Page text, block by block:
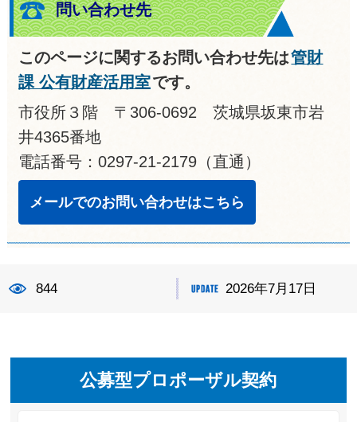
問い合わせ先
このページに関するお問い合わせ先は管財
課 公有財産活用室です。
市役所３階 〒306-0692 茨城県坂東市岩
井4365番地
電話番号：0297-21-2179（直通）
メールでのお問い合わせはこちら
844 2026年7月17日
公募型プロポーザル契約